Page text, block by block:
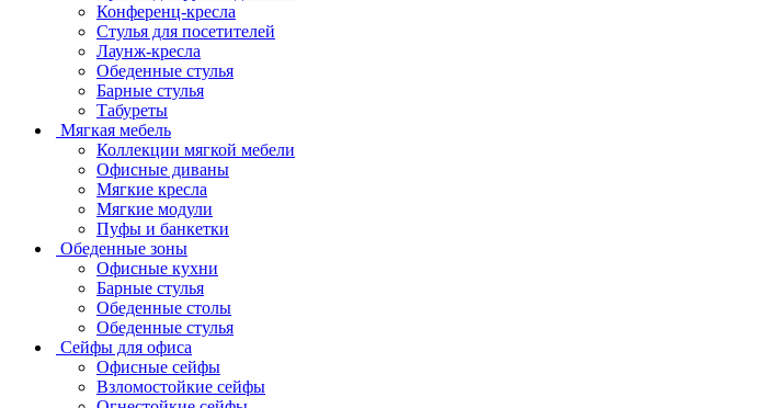
Конференц-кресла
Стулья для посетителей
Лаунж-кресла
Обеденные стулья
Барные стулья
Табуреты
Мягкая мебель
Коллекции мягкой мебели
Офисные диваны
Мягкие кресла
Мягкие модули
Пуфы и банкетки
Обеденные зоны
Офисные кухни
Барные стулья
Обеденные столы
Обеденные стулья
Сейфы для офиса
Офисные сейфы
Взломостойкие сейфы